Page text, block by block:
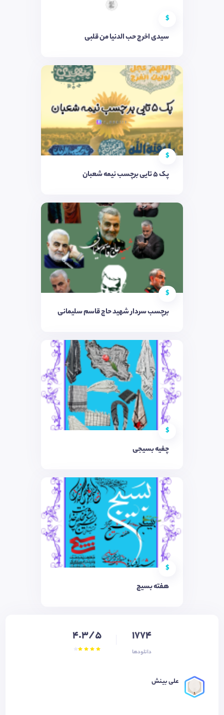
$
سیدی اخرج حب الدنیا من قلبی
$
پک ۵ تایی برچسب نیمه شعبان
$
برچسب سردار شهید حاج قاسم سلیمانی
$
چفیه بسیجی
$
هفته بسیج
1774
دانلودها
4.3/5
علی بينش